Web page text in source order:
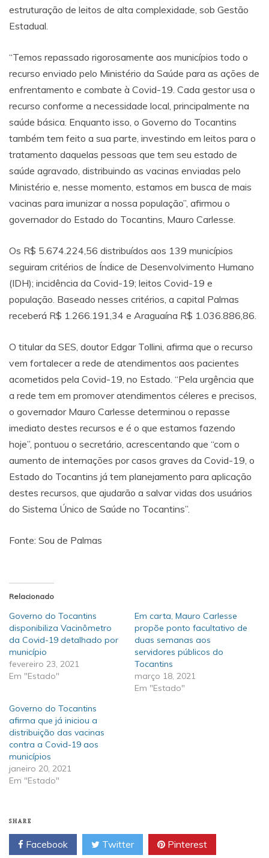
estruturação de leitos de alta complexidade, sob Gestão
Estadual.
“Temos repassado rigorosamente aos municípios todo o
recurso enviado pelo Ministério da Saúde para as ações de
enfrentamento e combate à Covid-19. Cada gestor usa o
recurso conforme a necessidade local, principalmente na
saúde básica. Enquanto isso, o Governo do Tocantins
também tem feito a sua parte, investindo em leitos para o
tratamento daquelas pessoas que tem seu estado de
saúde agravado, distribuindo as vacinas enviadas pelo
Ministério e, nesse momento, estamos em busca de mais
vacinas para imunizar a nossa população”, afirmou o
governador do Estado do Tocantins, Mauro Carlesse.
Os R$ 5.674.224,56 distribuídos aos 139 municípios
seguiram critérios de Índice de Desenvolvimento Humano
(IDH); incidência da Covid-19; leitos Covid-19 e
população. Baseado nesses critérios, a capital Palmas
receberá R$ 1.266.191,34 e Araguaína R$ 1.036.886,86.
O titular da SES, doutor Edgar Tollini, afirma que o recurso
vem fortalecer a rede de atendimentos aos pacientes
acometidos pela Covid-19, no Estado. “Pela urgência que
a rede tem em promover atendimentos céleres e precisos,
o governador Mauro Carlesse determinou o repasse
imediato destes recursos e é o que estamos fazendo
hoje”, pontuou o secretário, acrescentando que “com o
aumento de internações por casos graves da Covid-19, o
Estado do Tocantins já tem planejamento para aplicação
destes recursos, que ajudarão a salvar vidas dos usuários
do Sistema Único de Saúde no Tocantins”.
Fonte: Sou de Palmas
Relacionado
Governo do Tocantins
disponibiliza Vacinômetro
da Covid-19 detalhado por
município
fevereiro 23, 2021
Em "Estado"
Em carta, Mauro Carlesse
propõe ponto facultativo de
duas semanas aos
servidores públicos do
Tocantins
março 18, 2021
Em "Estado"
Governo do Tocantins
afirma que já iniciou a
distribuição das vacinas
contra a Covid-19 aos
municípios
janeiro 20, 2021
Em "Estado"
SHARE
Facebook Twitter Pinterest